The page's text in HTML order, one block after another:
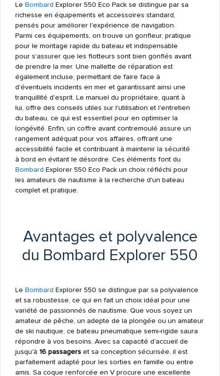
Le Bombard Explorer 550 Eco Pack se distingue par sa
richesse en équipements et accessoires standard,
pensés pour améliorer l'expérience de navigation.
Parmi ces équipements, on trouve un gonfleur, pratique
pour le montage rapide du bateau et indispensable
pour s'assurer que les flotteurs sont bien gonflés avant
de prendre la mer. Une mallette de réparation est
également incluse, permettant de faire face à
d'éventuels incidents en mer et garantissant ainsi une
tranquillité d'esprit. Le manuel du propriétaire, quant à
lui, offre des conseils utiles sur l'utilisation et l'entretien
du bateau, ce qui est essentiel pour en optimiser la
longévité. Enfin, un coffre avant contremoulé assure un
rangement adéquat pour vos affaires, offrant une
accessibilité facile et contribuant à maintenir la sécurité
à bord en évitant le désordre. Ces éléments font du
Bombard Explorer 550 Eco Pack un choix réfléchi pour
les amateurs de nautisme à la recherche d'un bateau
complet et pratique.
Avantages et polyvalence
du Bombard Explorer 550
Le Bombard Explorer 550 se distingue par sa polyvalence
et sa robustesse, ce qui en fait un choix idéal pour une
variété de passionnés de nautisme. Que vous soyez un
amateur de pêche, un adepte de la plongée ou un amateur
de ski nautique, ce bateau pneumatique semi-rigide saura
répondre à vos besoins. Avec sa capacité d'accueil de
jusqu'à 16 passagerset sa conception sécurisée, il est
parfaitement adapté pour les sorties en famille ou entre
amis. Sa coque renforcée en V procure une excellente